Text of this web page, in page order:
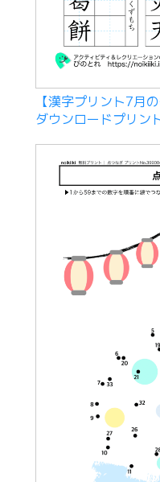
【漢字プリント7月
ダウンロードプリン